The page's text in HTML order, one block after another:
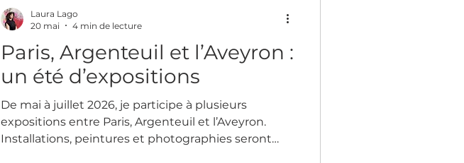
Paris, Argenteuil et l’Aveyron :
un été d’expositions
De mai à juillet 2026, je participe à plusieurs
expositions entre Paris, Argenteuil et l’Aveyron.
Installations, peintures et photographies seront
Laura Lago
20 mai
4 min de lecture